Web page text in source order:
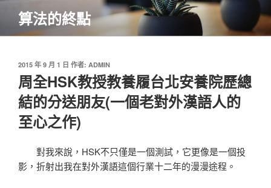
主
算法的終點
發
佈
於
2015 年 9 月 1 日 作者: ADMIN
周全HSK教授教養履台北安養院歷總
結的分送朋友(一個老對外漢語人的
至心之作)
對我來說，HSK不只僅是一個測試，它更像是一個投
影，折射出我在對外漢語這個行業十二年的漫漫途程。